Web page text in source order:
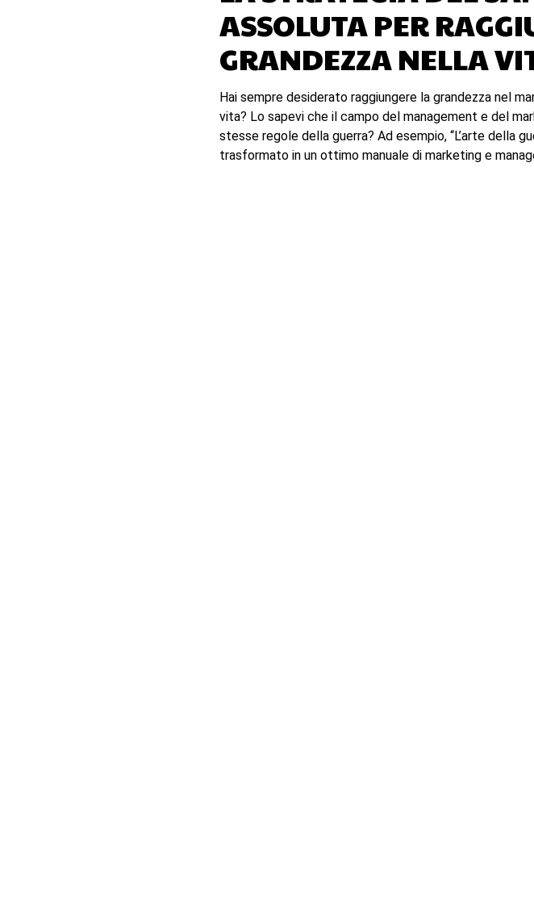
ASSOLUTA PER
GRANDEZZA NELLA
Hai sempre desiderato raggiungere la grandezza nel
vita? Lo sapevi che il campo del management e del
stesse regole della guerra? Ad esempio, “L’arte della
trasformato in un ottimo manuale di marketing e